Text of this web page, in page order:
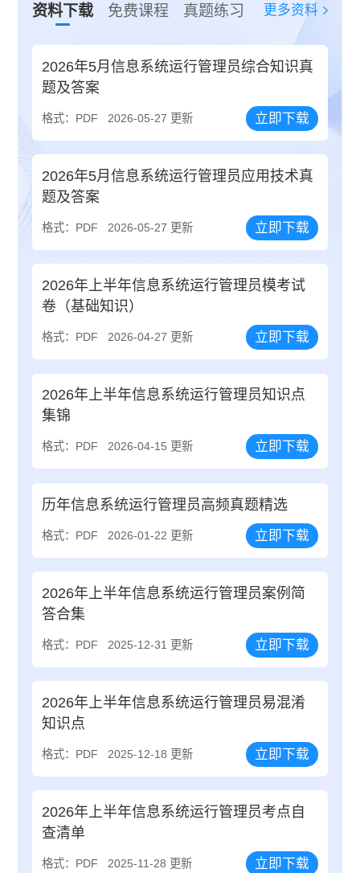
资料下载 免费课程 真题练习 更多资料
2026年5月信息系统运行管理员综合知识真
题及答案
格式：PDF 2026-05-27 更新 立即下载
2026年5月信息系统运行管理员应用技术真
题及答案
格式：PDF 2026-05-27 更新 立即下载
2026年上半年信息系统运行管理员模考试
卷（基础知识）
格式：PDF 2026-04-27 更新 立即下载
2026年上半年信息系统运行管理员知识点
集锦
格式：PDF 2026-04-15 更新 立即下载
历年信息系统运行管理员高频真题精选
格式：PDF 2026-01-22 更新 立即下载
2026年上半年信息系统运行管理员案例简
答合集
格式：PDF 2025-12-31 更新 立即下载
2026年上半年信息系统运行管理员易混淆
知识点
格式：PDF 2025-12-18 更新 立即下载
2026年上半年信息系统运行管理员考点自
查清单
格式：PDF 2025-11-28 更新 立即下载